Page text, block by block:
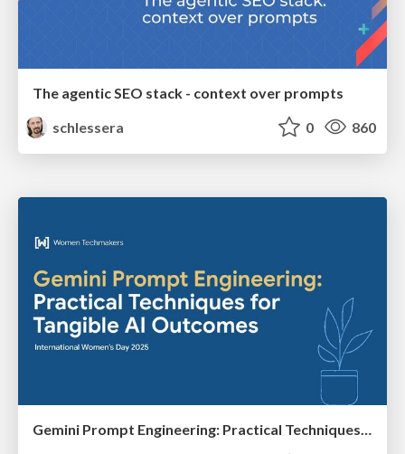
The agentic SEO stack - context over prompts
schlessera
0 860
Gemini Prompt Engineering: Practical Techniques for Tangible AI Outcomes